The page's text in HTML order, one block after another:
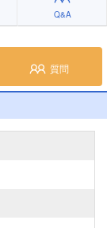
Q&A
質問